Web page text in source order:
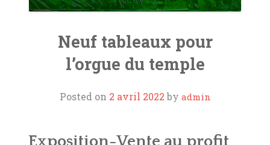
Neuf tableaux pour
l’orgue du temple
Posted on 2 avril 2022by admin